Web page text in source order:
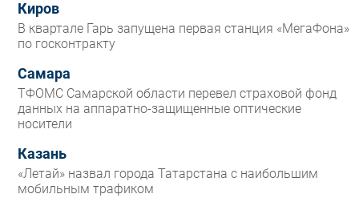
Киров
В квартале Гарь запущена первая станция «МегаФона»
по госконтракту
Самара
ТФОМС Самарской области перевел страховой фонд
данных на аппаратно-защищенные оптические
носители
Казань
«Летай» назвал города Татарстана с наибольшим
мобильным трафиком